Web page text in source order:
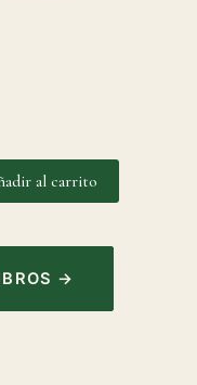
al carrito
→